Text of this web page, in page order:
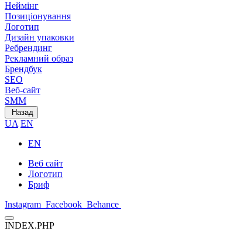
Неймінг
Позиціонування
Логотип
Дизайн упаковки
Ребрендинг
Рекламний образ
Брендбук
SEO
Веб-сайт
SMM
Назад
UA EN
EN
Веб сайт
Логотип
Бриф
Instagram Facebook Behance
INDEX.PHP